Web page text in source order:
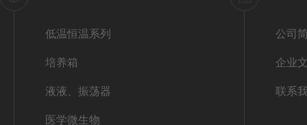
低温恒温系列
培养箱
液液、振荡器
医学微生物
公司
企业
联系